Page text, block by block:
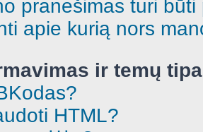
pranešimas turi būti
apie kurią nors
ir temų
HTML?